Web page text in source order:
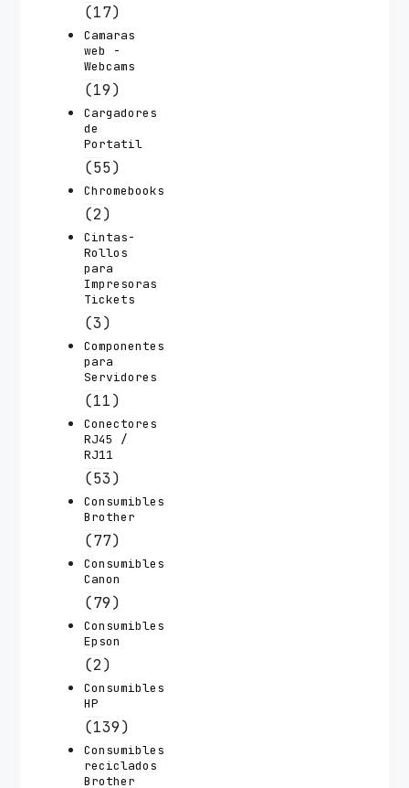
(17)
Camaras
web -
Webcams
(19)
Cargadores
de
Portatil
(55)
Chromebooks
(2)
Cintas-
Rollos
para
Impresoras
Tickets
(3)
Componentes
para
Servidores
(11)
Conectores
RJ45 /
RJ11
(53)
Consumibles
Brother
(77)
Consumibles
Canon
(79)
Consumibles
Epson
(2)
Consumibles
HP
(139)
Consumibles
reciclados
Brother